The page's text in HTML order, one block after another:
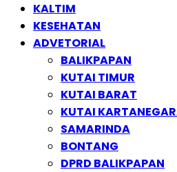
KALTIM
KESEHATAN
ADVETORIAL
BALIKPAPAN
KUTAI TIMUR
KUTAI BARAT
KUTAI
SAMARINDA
BONTANG
DPRD BALIKPAPAN